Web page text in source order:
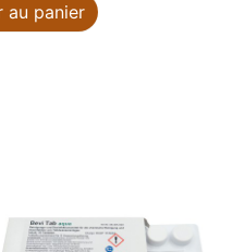
au panier